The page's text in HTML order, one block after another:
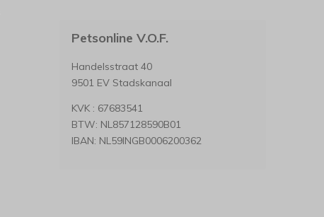
Petsonline V.O.F.
Handelsstraat 40
9501 EV Stadskanaal
KVK : 67683541
BTW: NL857128590B01
IBAN: NL59INGB0006200362